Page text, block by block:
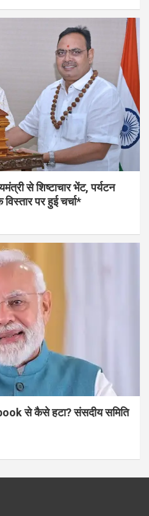
से शिष्टाचार भेंट, पर्यटन
पर हुई चर्चा*
से कैसे हटा? संसदीय समिति